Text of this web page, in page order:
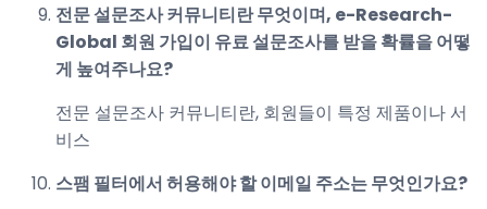
전문 설문조사 커뮤니티란 무엇이며, e-Research-
Global 회원 가입이 유료 설문조사를 받을 확률을 어떻
게 높여주나요?
전문 설문조사 커뮤니티란, 회원들이 특정 제품이나 서
비스
스팸 필터에서 허용해야 할 이메일 주소는 무엇인가요?